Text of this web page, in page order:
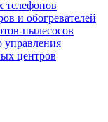
телефонов
и обогревателей
пылесосов
управления
центров